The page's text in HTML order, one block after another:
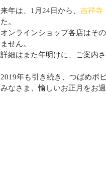
来年は、1月24日から、 吉祥寺
た。
オンラインショップ各店はそ
ません。
詳細はまた年明けに、ご案内
2019年も引き続き、つばめボ
みなさま、愉しいお正月をお